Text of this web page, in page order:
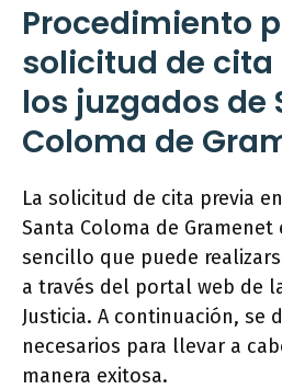
Procedimiento
solicitud de cita
los juzgados de
Coloma de
La solicitud de cita previa
Santa Coloma de
sencillo que puede
a través del portal web de
Justicia. A continuación, se
necesarios para llevar a
manera exitosa.